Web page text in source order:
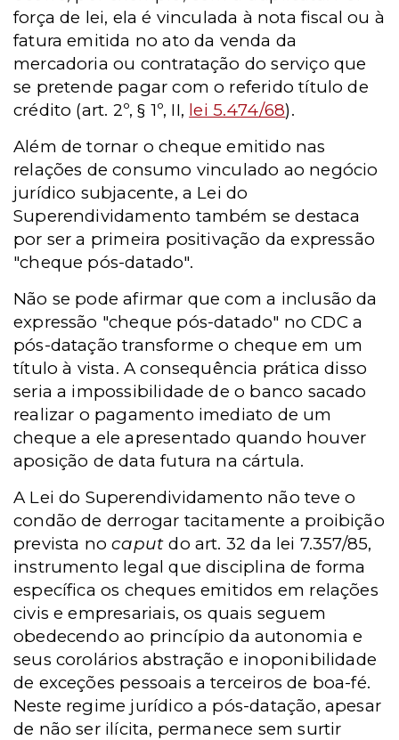
força de lei, ela é vinculada à nota fiscal ou à
fatura emitida no ato da venda da
mercadoria ou contratação do serviço que
se pretende pagar com o referido título de
crédito (art. 2º, § 1º, II, lei 5.474/68).
Além de tornar o cheque emitido nas
relações de consumo vinculado ao negócio
jurídico subjacente, a Lei do
Superendividamento também se destaca
por ser a primeira positivação da expressão
"cheque pós-datado".
Não se pode afirmar que com a inclusão da
expressão "cheque pós-datado" no CDC a
pós-datação transforme o cheque em um
título à vista. A consequência prática disso
seria a impossibilidade de o banco sacado
realizar o pagamento imediato de um
cheque a ele apresentado quando houver
aposição de data futura na cártula.
A Lei do Superendividamento não teve o
condão de derrogar tacitamente a proibição
prevista nocaput do art. 32 da lei 7.357/85,
instrumento legal que disciplina de forma
específica os cheques emitidos em relações
civis e empresariais, os quais seguem
obedecendo ao princípio da autonomia e
seus corolários abstração e inoponibilidade
de exceções pessoais a terceiros de boa-fé.
Neste regime jurídico a pós-datação, apesar
de não ser ilícita, permanece sem surtir